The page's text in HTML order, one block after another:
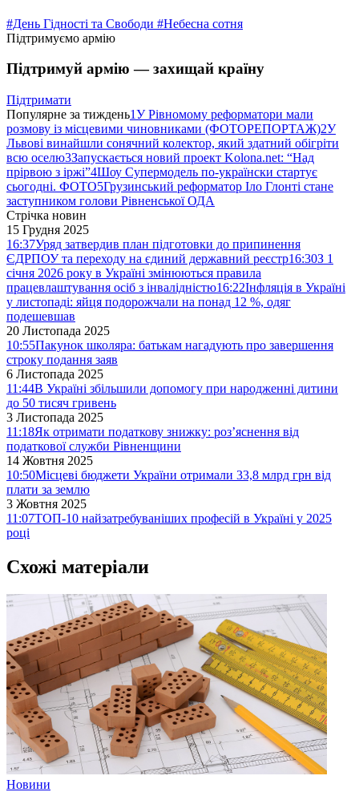
#День Гідності та Свободи #Небесна сотня
Підтримуємо армію
Підтримуй армію — захищай країну
Підтримати
Популярне за тиждень1У Рівномому реформатори мали
розмову із місцевими чиновниками (ФОТОРЕПОРТАЖ)2У
Львові винайшли сонячний колектор, який здатний обігріти
всю оселю3Запускається новий проект Kolona.net: “Над
прірвою з іржі”4Шоу Супермодель по-українски стартує
сьогодні. ФОТО5Грузинський реформатор Іло Глонті стане
заступником голови Рівненської ОДА
Стрічка новин
15 Грудня 2025
16:37Уряд затвердив план підготовки до припинення
ЄДРПОУ та переходу на єдиний державний реєстр16:30З 1
січня 2026 року в Україні змінюються правила
працевлаштування осіб з інвалідністю16:22Інфляція в Україні
у листопаді: яйця подорожчали на понад 12 %, одяг
подешевшав
20 Листопада 2025
10:55Пакунок школяра: батькам нагадують про завершення
строку подання заяв
6 Листопада 2025
11:44В Україні збільшили допомогу при народженні дитини
до 50 тисяч гривень
3 Листопада 2025
11:18Як отримати податкову знижку: роз’яснення від
податкової служби Рівненщини
14 Жовтня 2025
10:50Місцеві бюджети України отримали 33,8 млрд грн від
плати за землю
3 Жовтня 2025
11:07ТОП-10 найзатребуваніших професій в Україні у 2025
році
Схожі матеріали
Новини